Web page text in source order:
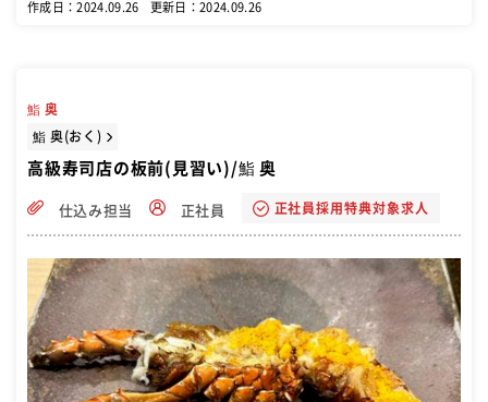
作成日：2024.09.26 更新日：2024.09.26
鮨 奥
鮨 奥(おく)
高級寿司店の板前(見習い)/鮨 奥
仕込み担当 正社員 正社員採用特典対象求人